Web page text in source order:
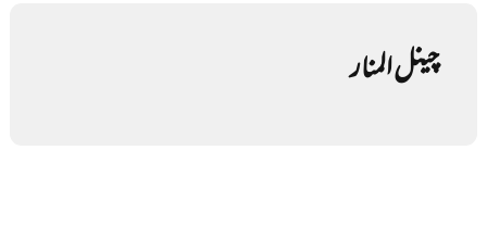
چینل المنار